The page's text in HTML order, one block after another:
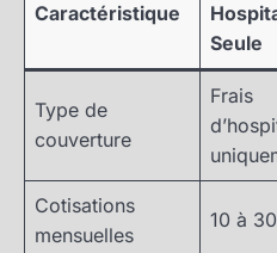
Caractéristique
Seule
Type de
couverture
Frais
Cotisations
mensuelles
10 à